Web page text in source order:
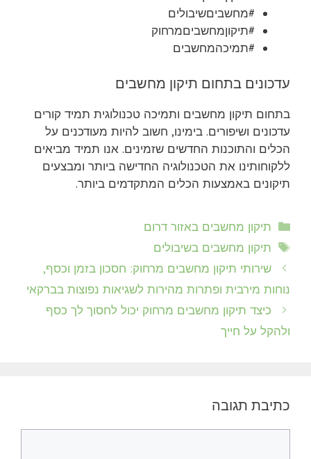
#מחשביםשיבולים
#תיקוןמחשביםמרחוק
#תמיכהמחשבים
עדכונים בתחום תיקון מחשבים
בתחום תיקון מחשבים ותמיכה טכנולוגית תמיד קורים
עדכונים ושיפורים. בימינו, חשוב להיות מעודכנים על
הכלים והתוכנות החדשים שזמינים. אנו תמיד מביאים
ללקוחותינו את הטכנולוגיה החדישה ביותר ומבצעים
תיקונים באמצעות הכלים המתקדמים ביותר.
קטגוריות
תיקון מחשבים באזור דרום
תגיות
תיקון מחשבים בשיבולים
שירותי תיקון מחשבים מרחוק: חסכון בזמן וכסף,
נוחות מירבית ופתרות מהירות לשגיאות נפוצות בברקאי
כיצד תיקון מחשבים מרחוק יכול לחסוך לך כסף
ולהקל על חייך
כתיבת תגובה